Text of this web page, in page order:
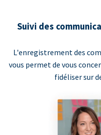
Suivi des
L'enregistrement des
vous permet de vous
fidéliser sur